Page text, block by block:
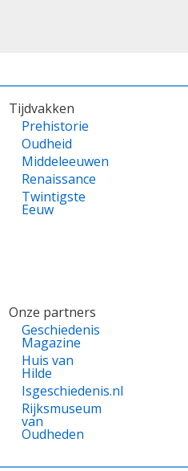
Tijdvakken
Prehistorie
Oudheid
Middeleeuwen
Renaissance
Twintigste
Eeuw
Onze partners
Geschiedenis
Magazine
Huis van
Hilde
Isgeschiedenis.nl
Rijksmuseum
van
Oudheden